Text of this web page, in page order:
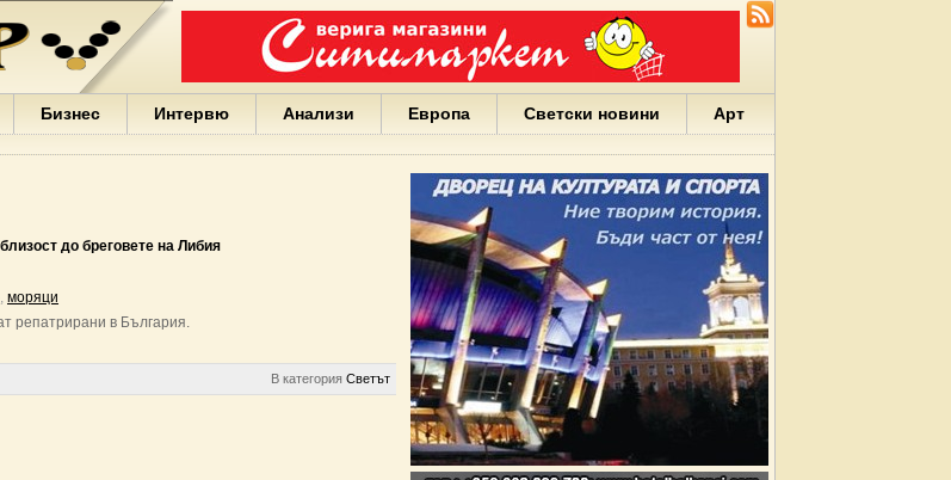
Варна
България
Портних
Facebook
ЕС
Борисов
Европа
Йорданов
Български
София
google
Бизнес Интервю Анализи Европа Светски новини Арт
до бреговете на Либия
, моряци
репатрирани в България.
В категория Светът